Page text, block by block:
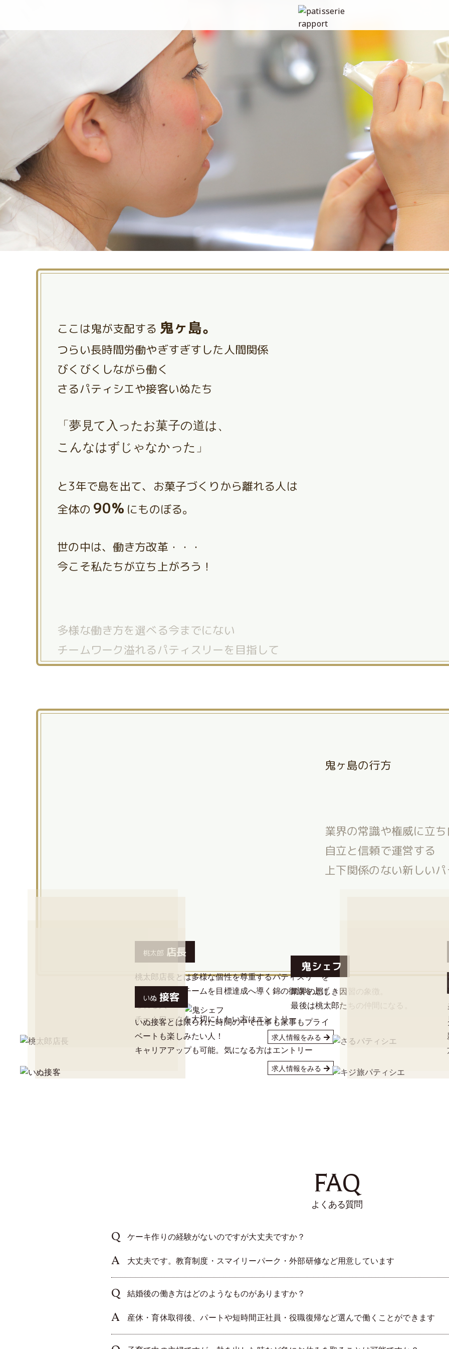
ここは鬼が支配する 鬼ヶ島。
つらい長時間労働やぎすぎすした人間関係
びくびくしながら働く
さるパティシエや接客いぬたち
「夢見て入ったお菓子の道は、
こんなはずじゃなかった」
と3年で島を出て、お菓子づくりから離れる人は
全体の 90% にものぼる。
世の中は、働き方改革・・・
今こそ私たちが立ち上がろう！
チームワーク溢れるパティスリーを目指して
鬼ヶ島の行方
上下関係のない新しいパ
鬼シェフ
業界の悪しき因習の象徴。
最後は桃太郎たちの仲間になる。
桃太郎 店長
桃太郎店長とは多様な個性を尊重するパティスリーを
目指すため、チームを目標達成へ導く錦の御旗を上げ
られる人！
チームワークを大切にしたい方はエントリー
求人情報をみる
いぬ 接客
いぬ接客とは限られた時間の中で仕事も家事もプライ
ベートも楽しみたい人！
キャリアアップも可能。気になる方はエントリー
求人情報をみる
FAQ
よくある質問
ケーキ作りの経験がないのですが大丈夫ですか？
大丈夫です。教育制度・スマイリーパーク・外部研修など用意しています
結婚後の働き方はどのようなものがありますか？
産休・育休取得後、パートや短時間正社員・役職復帰など選んで働くことができます